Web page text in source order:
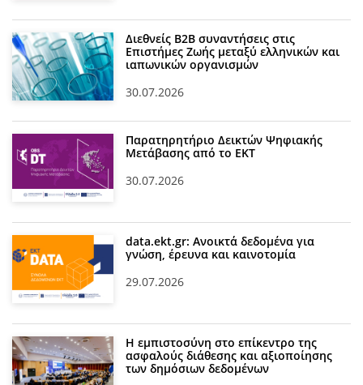
Διεθνείς Β2Β συναντήσεις στις
Επιστήμες Ζωής μεταξύ ελληνικών και
ιαπωνικών οργανισμών
30.07.2026
Παρατηρητήριο Δεικτών Ψηφιακής
Μετάβασης από το ΕΚΤ
30.07.2026
data.ekt.gr: Ανοικτά δεδομένα για
γνώση, έρευνα και καινοτομία
29.07.2026
Η εμπιστοσύνη στο επίκεντρο της
ασφαλούς διάθεσης και αξιοποίησης
των δημόσιων δεδομένων